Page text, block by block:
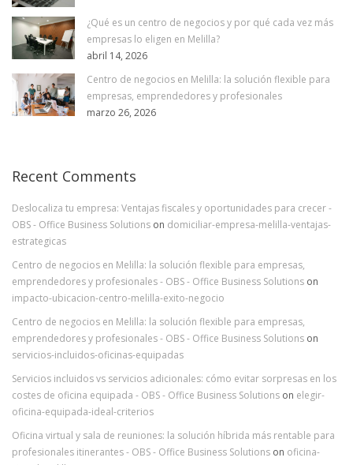
¿Qué es un centro de negocios y por qué cada vez más
empresas lo eligen en Melilla?
abril 14, 2026
Centro de negocios en Melilla: la solución flexible para
empresas, emprendedores y profesionales
marzo 26, 2026
Recent Comments
Deslocaliza tu empresa: Ventajas fiscales y oportunidades para crecer -
OBS - Office Business Solutions on domiciliar-empresa-melilla-ventajas-
estrategicas
Centro de negocios en Melilla: la solución flexible para empresas,
emprendedores y profesionales - OBS - Office Business Solutions on
impacto-ubicacion-centro-melilla-exito-negocio
Centro de negocios en Melilla: la solución flexible para empresas,
emprendedores y profesionales - OBS - Office Business Solutions on
servicios-incluidos-oficinas-equipadas
Servicios incluidos vs servicios adicionales: cómo evitar sorpresas en los
costes de oficina equipada - OBS - Office Business Solutions on elegir-
oficina-equipada-ideal-criterios
Oficina virtual y sala de reuniones: la solución híbrida más rentable para
profesionales itinerantes - OBS - Office Business Solutions on oficina-